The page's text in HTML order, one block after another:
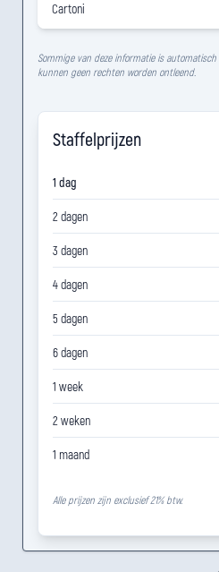
Cartoni
Sommige van deze informatie is
kunnen geen rechten worden ontleend.
Staffelprijzen
1 dag
2 dagen
3 dagen
4 dagen
5 dagen
6 dagen
1 week
2 weken
1 maand
Alle prijzen zijn exclusief 21% btw.